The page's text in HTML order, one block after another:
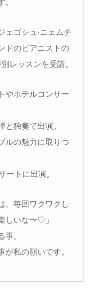
。
ェゴシュ·ニェムチ
ドのピアニストの
レッスンを受講。
やホテルコンサー
と独奏で出演。
ルの魅力に取りつ
ートに出演。
、毎回ワクワクし
しいな〜♡」
事。
が私の願いです。